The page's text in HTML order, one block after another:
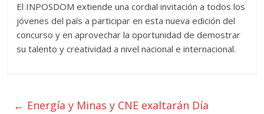
El INPOSDOM extiende una cordial invitación a todos los
jóvenes del país a participar en esta nueva edición del
concurso y en aprovechar la oportunidad de demostrar
su talento y creatividad a nivel nacional e internacional.
← Energía y Minas y CNE exaltarán Día